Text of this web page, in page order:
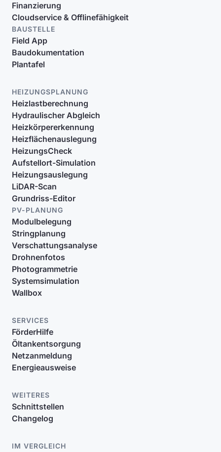
Finanzierung
Cloudservice & Offlinefähigkeit
BAUSTELLE
Field App
Baudokumentation
Plantafel
HEIZUNGSPLANUNG
Heizlastberechnung
Hydraulischer Abgleich
Heizkörpererkennung
Heizflächenauslegung
HeizungsCheck
Aufstellort-Simulation
Heizungsauslegung
LiDAR-Scan
Grundriss-Editor
PV-PLANUNG
Modulbelegung
Stringplanung
Verschattungsanalyse
Drohnenfotos
Photogrammetrie
Systemsimulation
Wallbox
SERVICES
FörderHilfe
Öltankentsorgung
Netzanmeldung
Energieausweise
WEITERES
Schnittstellen
Changelog
IM VERGLEICH